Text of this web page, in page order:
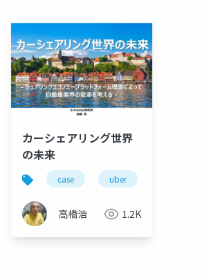
カーシェアリング世界
の未来
case uber
高橋浩 1.2K